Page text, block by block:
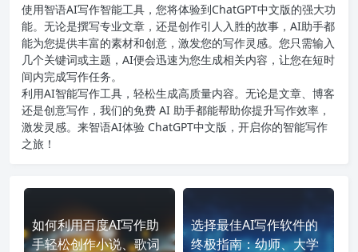
使用智语AI写作智能工具，您将体验到ChatGPT中文版的强大功
能。无论是撰写专业文章，还是创作引人入胜的故事，AI助手都
能为您提供丰富的素材和创意，激发您的写作灵感。您只需输入
几个关键词或主题，AI便会迅速为您生成相关内容，让您在短时
间内完成写作任务。
利用AI智能写作工具，轻松生成高质量内容。无论是文章、博客
还是创意写作，我们的免费 AI 助手都能帮助你提升写作效率，
激发灵感。来智语AI体验 ChatGPT中文版 ，开启你的智能写作
之旅！
如何利用百度AI写作助
手轻松创作小说、歌词
选择最佳AI写作软件的
终极指南：幼师、大学